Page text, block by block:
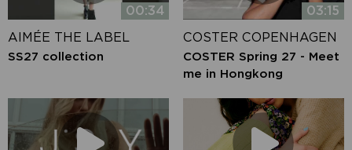
00:34
AIMÉE THE LABEL
SS27 collection
03:15
COSTER COPENHAGEN
COSTER Spring 27 - Meet
me in Hongkong